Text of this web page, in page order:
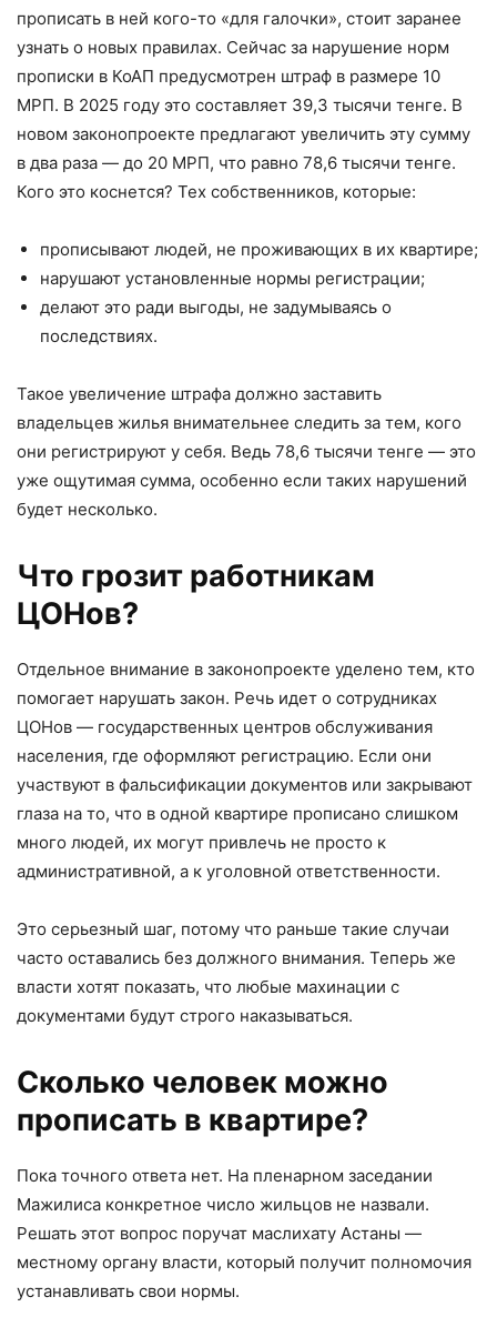
прописать в ней кого-то «для галочки», стоит заранее
узнать о новых правилах. Сейчас за нарушение норм
прописки в КоАП предусмотрен штраф в размере 10
МРП. В 2025 году это составляет 39,3 тысячи тенге. В
новом законопроекте предлагают увеличить эту сумму
в два раза — до 20 МРП, что равно 78,6 тысячи тенге.
Кого это коснется? Тех собственников, которые:
прописывают людей, не проживающих в их квартире;
нарушают установленные нормы регистрации;
делают это ради выгоды, не задумываясь о
последствиях.
Такое увеличение штрафа должно заставить
владельцев жилья внимательнее следить за тем, кого
они регистрируют у себя. Ведь 78,6 тысячи тенге — это
уже ощутимая сумма, особенно если таких нарушений
будет несколько.
Что грозит работникам
ЦОНов?
Отдельное внимание в законопроекте уделено тем, кто
помогает нарушать закон. Речь идет о сотрудниках
ЦОНов — государственных центров обслуживания
населения, где оформляют регистрацию. Если они
участвуют в фальсификации документов или закрывают
глаза на то, что в одной квартире прописано слишком
много людей, их могут привлечь не просто к
административной, а к уголовной ответственности.
Это серьезный шаг, потому что раньше такие случаи
часто оставались без должного внимания. Теперь же
власти хотят показать, что любые махинации с
документами будут строго наказываться.
Сколько человек можно
прописать в квартире?
Пока точного ответа нет. На пленарном заседании
Мажилиса конкретное число жильцов не назвали.
Решать этот вопрос поручат маслихату Астаны —
местному органу власти, который получит полномочия
устанавливать свои нормы.